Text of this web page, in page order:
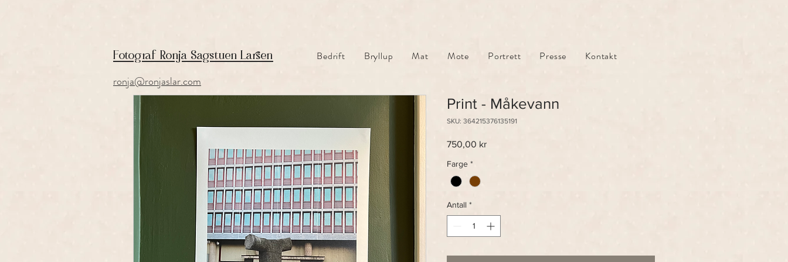
Print - Måkevann
SKU: 364215376135191
750,00 krPris
Farge *
Antall *
Fotograf Ronja Sagstuen Larsen Bedrift Bryllup Mat Mote Portrett Presse Kontakt
ronja@ronjaslar.com